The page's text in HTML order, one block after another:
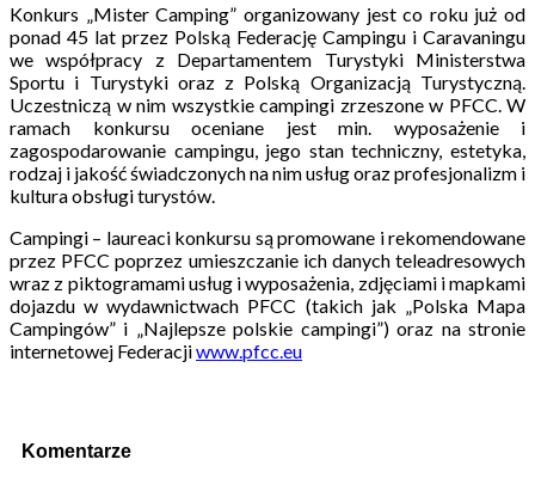
Konkurs „Mister Camping” organizowany jest co roku już od
ponad 45 lat przez Polską Federację Campingu i Caravaningu
we współpracy z Departamentem Turystyki Ministerstwa
Sportu i Turystyki oraz z Polską Organizacją Turystyczną.
Uczestniczą w nim wszystkie campingi zrzeszone w PFCC. W
ramach konkursu oceniane jest min. wyposażenie i
zagospodarowanie campingu, jego stan techniczny, estetyka,
rodzaj i jakość świadczonych na nim usług oraz profesjonalizm i
kultura obsługi turystów.
Campingi – laureaci konkursu są promowane i rekomendowane
przez PFCC poprzez umieszczanie ich danych teleadresowych
wraz z piktogramami usług i wyposażenia, zdjęciami i mapkami
dojazdu w wydawnictwach PFCC (takich jak „Polska Mapa
Campingów” i „Najlepsze polskie campingi”) oraz na stronie
internetowej Federacjiwww.pfcc.eu
Komentarze